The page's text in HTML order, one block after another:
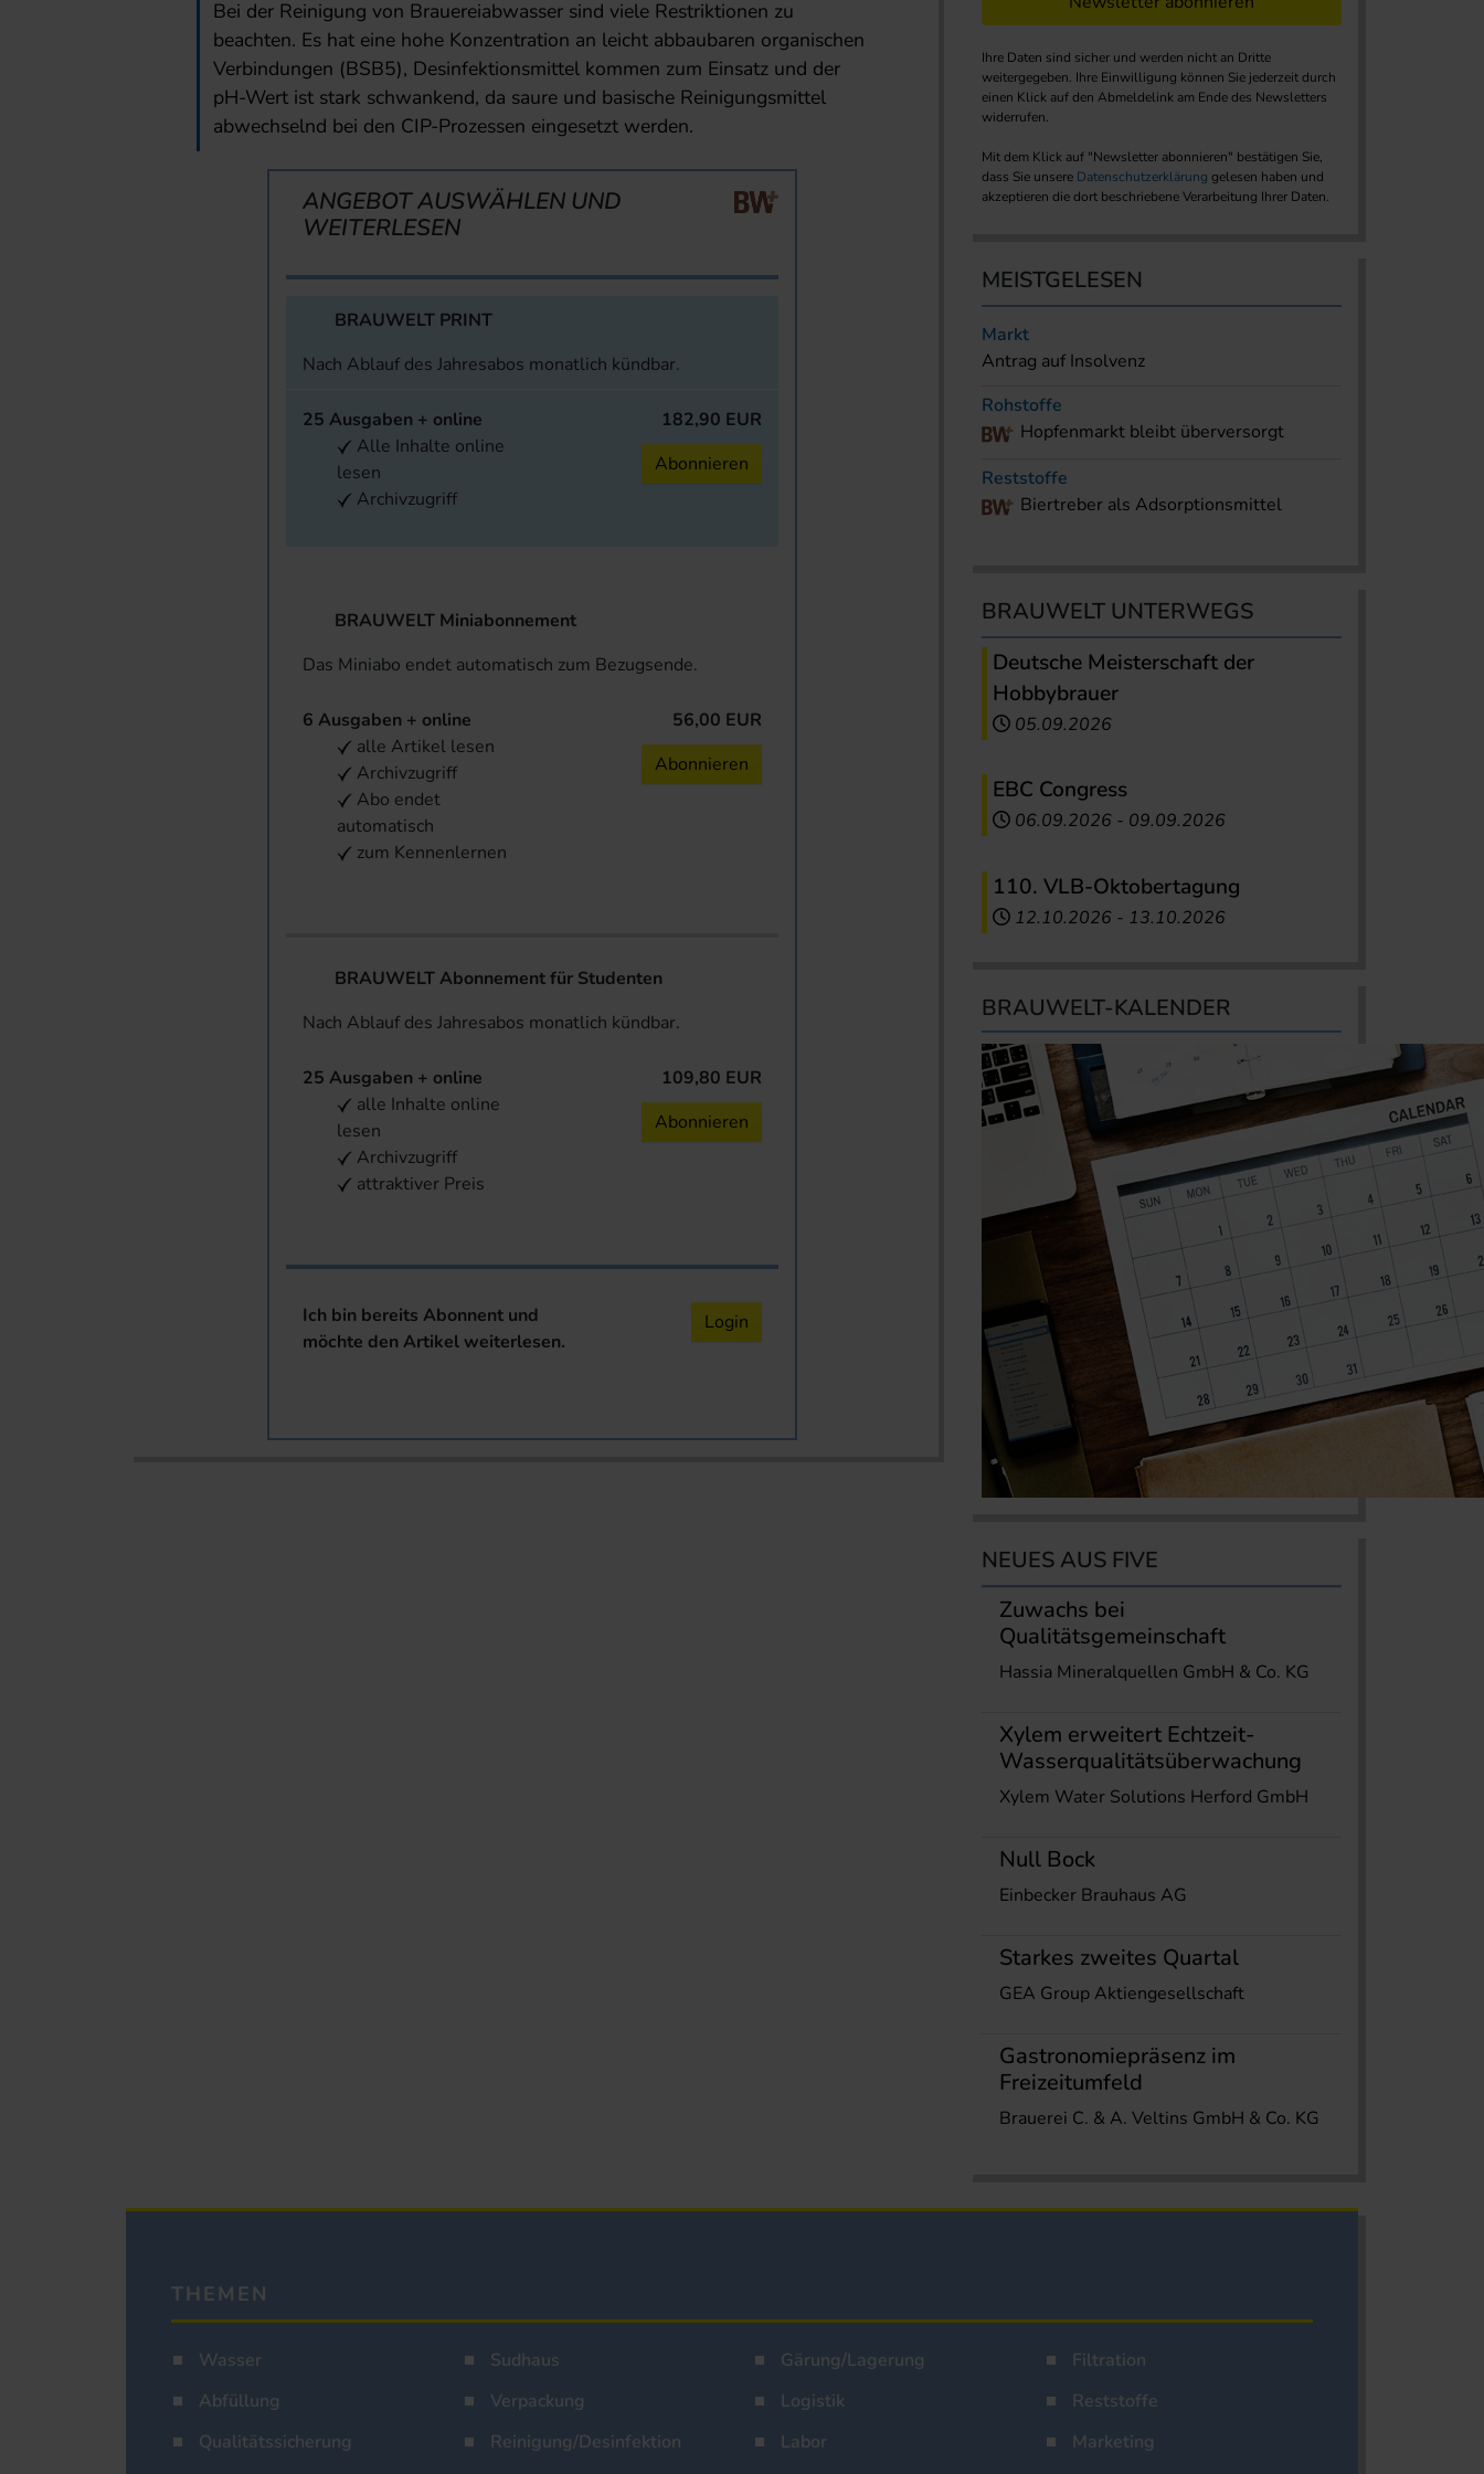
Bei der Reinigung von Brauereiabwasser sind viele Restriktionen zu
beachten. Es hat eine hohe Konzentration an leicht abbaubaren organischen
Verbindungen (BSB5), Desinfektionsmittel kommen zum Einsatz und der
pH-Wert ist stark schwankend, da saure und basische Reinigungsmittel
abwechselnd bei den CIP-Prozessen eingesetzt werden.
ANGEBOT AUSWÄHLEN UND
WEITERLESEN
BRAUWELT PRINT
Nach Ablauf des Jahresabos monatlich kündbar.
25 Ausgaben + online
Alle Inhalte online
lesen
Archivzugriff
182,90 EUR
Abonnieren
BRAUWELT Miniabonnement
Das Miniabo endet automatisch zum Bezugsende.
6 Ausgaben + online
alle Artikel lesen
Archivzugriff
Abo endet
automatisch
zum Kennenlernen
56,00 EUR
Abonnieren
BRAUWELT Abonnement für Studenten
Nach Ablauf des Jahresabos monatlich kündbar.
25 Ausgaben + online
alle Inhalte online
lesen
Archivzugriff
attraktiver Preis
109,80 EUR
Abonnieren
Ich bin bereits Abonnent und
möchte den Artikel weiterlesen.
Login
Ihre Daten sind sicher und werden nicht an Dritte
weitergegeben. Ihre Einwilligung können Sie jederzeit durch
einen Klick auf den Abmeldelink am Ende des Newsletters
widerrufen.
Mit dem Klick auf "Newsletter abonnieren" bestätigen Sie,
dass Sie unsere Datenschutzerklärung gelesen haben und
akzeptieren die dort beschriebene Verarbeitung Ihrer Daten.
MEISTGELESEN
Markt
Antrag auf Insolvenz
Rohstoffe
Hopfenmarkt bleibt überversorgt
Reststoffe
Biertreber als Adsorptionsmittel
BRAUWELT UNTERWEGS
Deutsche Meisterschaft der
Hobbybrauer
05.09.2026
EBC Congress
06.09.2026 - 09.09.2026
110. VLB-Oktobertagung
12.10.2026 - 13.10.2026
BRAUWELT-KALENDER
NEUES AUS FIVE
Zuwachs bei
Qualitätsgemeinschaft
Hassia Mineralquellen GmbH & Co. KG
Xylem erweitert Echtzeit-
Wasserqualitätsüberwachung
Xylem Water Solutions Herford GmbH
Null Bock
Einbecker Brauhaus AG
Starkes zweites Quartal
GEA Group Aktiengesellschaft
Gastronomiepräsenz im
Freizeitumfeld
Brauerei C. & A. Veltins GmbH & Co. KG
THEMEN
Wasser Sudhaus Gärung/Lagerung
Filtration
Abfüllung
Verpackung Logistik
Reststoffe
Qualitätssicherung
Reinigung/Desinfektion Labor
Marketing